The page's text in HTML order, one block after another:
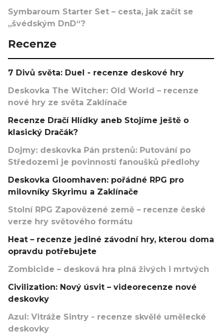
Symbaroum Starter Set – cesta, jak začít se
„švédským DnD“?
Recenze
7 Divů světa: Duel - recenze deskové hry
Deskovka The Witcher: Old World – recenze
nové hry ze světa Zaklínače
Recenze Dračí Hlídky aneb Stojíme ještě o
klasický Dračák?
Dojmy: deskovka Pán prstenů: Putování po
Středozemi je povinností fanoušků předlohy
Deskovka Gloomhaven: pořádné RPG pro
milovníky Skyrimu a Zaklínače
Stolní RPG Zapovězené země – recenze české
verze hry světového formátu
Heat – recenze jediné závodní hry, kterou doma
opravdu potřebujete
Zombicide – desková hra plná živých i mrtvých
Civilization: Nový úsvit – videorecenze nové
deskovky
Azul: Vitráže Sintry - recenze skvělé umělecké
deskovky